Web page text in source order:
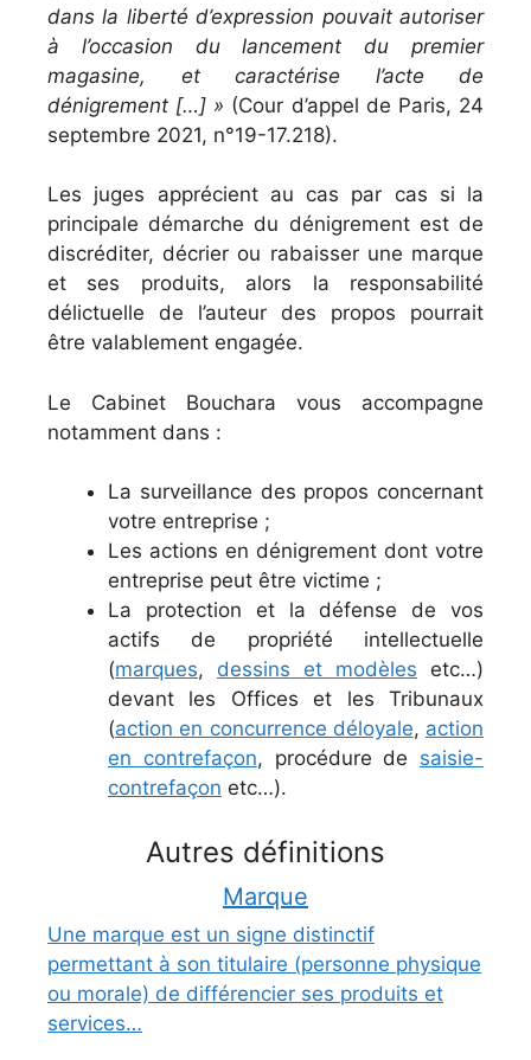
dans la liberté d’expression pouvait autoriser
à l’occasion du lancement du premier
magasine, et caractérise l’acte de
dénigrement […] » (Cour d’appel de Paris, 24
septembre 2021, n°19-17.218).
Les juges apprécient au cas par cas si la
principale démarche du dénigrement est de
discréditer, décrier ou rabaisser une marque
et ses produits, alors la responsabilité
délictuelle de l’auteur des propos pourrait
être valablement engagée.
Le Cabinet Bouchara vous accompagne
notamment dans :
La surveillance des propos concernant
votre entreprise ;
Les actions en dénigrement dont votre
entreprise peut être victime ;
La protection et la défense de vos
actifs de propriété intellectuelle
(marques, dessins et modèles etc…)
devant les Offices et les Tribunaux
(action en concurrence déloyale, action
en contrefaçon, procédure de saisie-
contrefaçon etc…).
Autres définitions
Marque
Une marque est un signe distinctif
permettant à son titulaire (personne physique
ou morale) de différencier ses produits et
services…